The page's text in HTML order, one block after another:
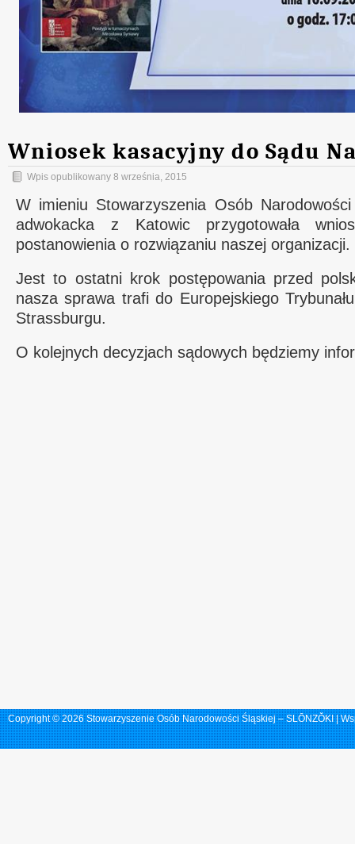
Wniosek kasacyjny do Sądu
Wpis opublikowany 8 września, 2015
W imieniu Stowarzyszenia Osób
adwokacka z Katowic przygotowała
postanowienia o rozwiązaniu naszej organizacji.
Jest to ostatni krok postępowania przed
nasza sprawa trafi do Europejskiego
Strassburgu.
O kolejnych decyzjach sądowych będziemy
Copyright © 2026 Stowarzyszenie Osób Narodowości Śląskiej – SLŌNZŎKI |